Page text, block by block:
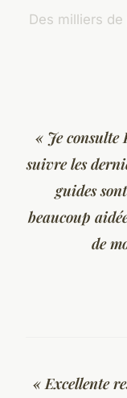
Des milliers
« Je consulte
suivre les
guides
beaucoup
de
« Excellente